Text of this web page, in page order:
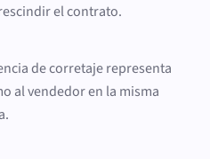
el contrato.
de corretaje representa
al vendedor en la misma